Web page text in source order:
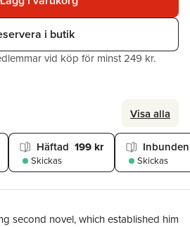
i butik
vid köp för minst 249 kr.
Visa alla
Häftad 199 kr
Skickas
Inbunden
Skickas
second novel, which established him